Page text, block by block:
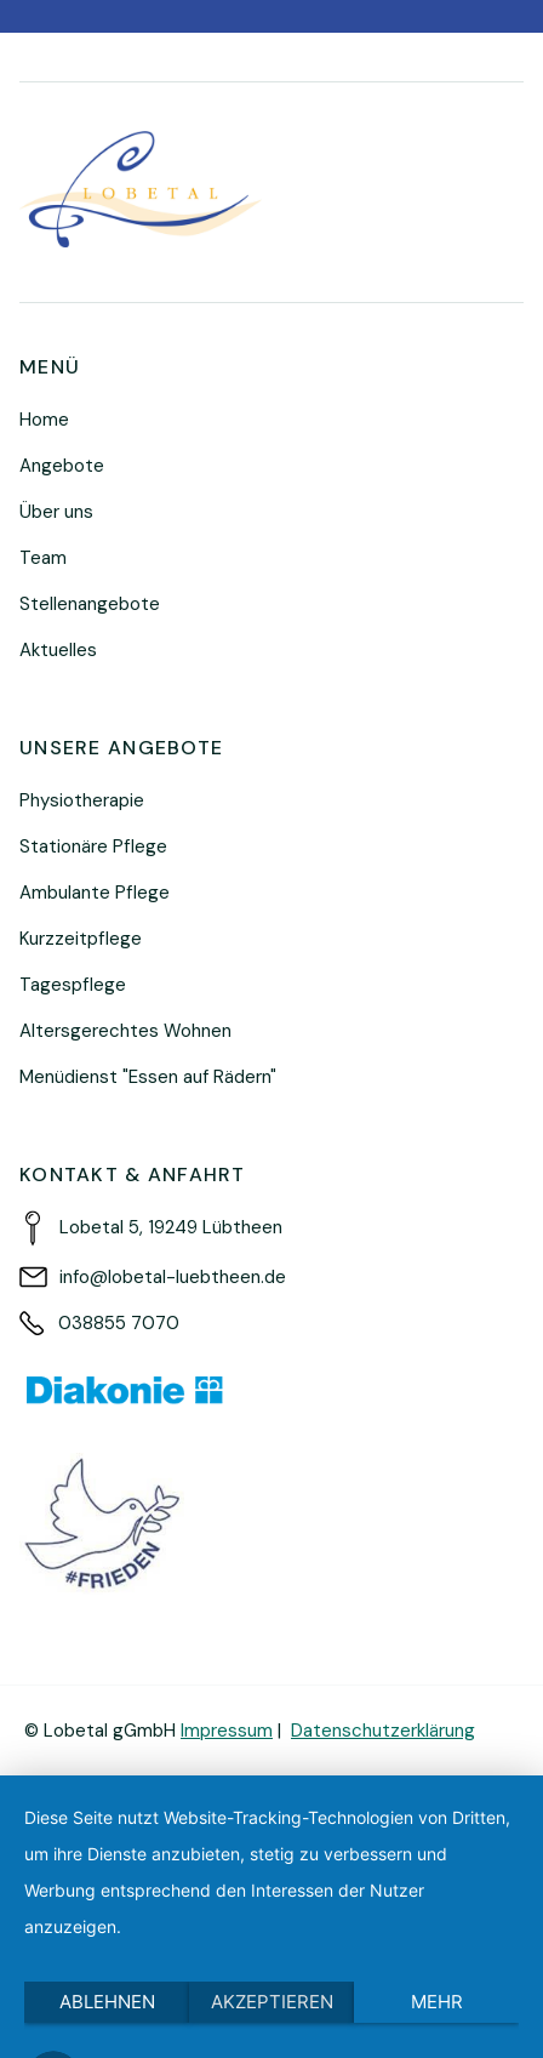
MENÜ
Home
Angebote
Über uns
Team
Stellenangebote
Aktuelles
UNSERE ANGEBOTE
Physiotherapie
Stationäre Pflege
Ambulante Pflege
Kurzzeitpflege
Tagespflege
Altersgerechtes Wohnen
Menüdienst "Essen auf Rädern"
KONTAKT & ANFAHRT
Lobetal 5, 19249 Lübtheen
info@lobetal-luebtheen.de
038855 7070
© Lobetal gGmbH Impressum | Datenschutzerklärung
Diese Seite nutzt Website-Tracking-Technologien von Dritten,
um ihre Dienste anzubieten, stetig zu verbessern und
Werbung entsprechend den Interessen der Nutzer
anzuzeigen.
ABLEHNEN AKZEPTIEREN MEHR